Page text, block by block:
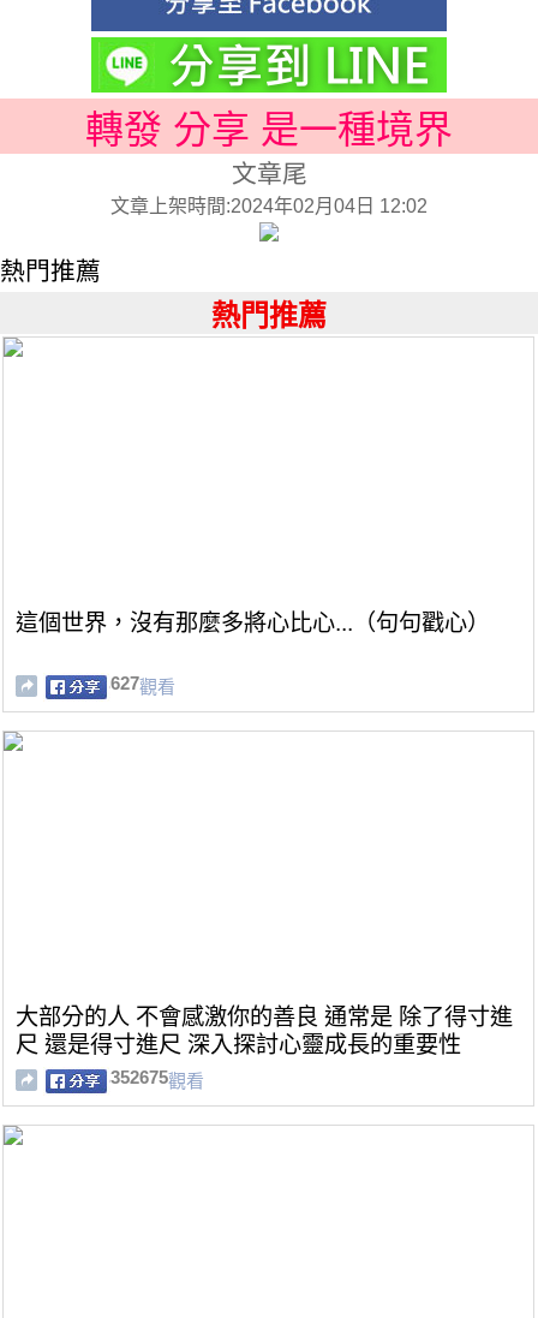
轉發 分享 是一種境界
文章尾
文章上架時間:2024年02月04日 12:02
熱門推薦
熱門推薦
這個世界，沒有那麼多將心比心...（句句戳心）
627觀看
大部分的人 不會感激你的善良 通常是 除了得寸進
尺 還是得寸進尺 深入探討心靈成長的重要性
352675觀看